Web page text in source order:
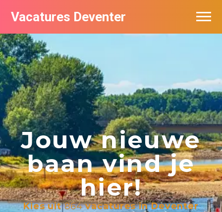
Vacatures Deventer
Jouw nieuwe
baan vind je
hier!
Kies uit864vacatures in Deventer
Vacatures per bedrijf in Deventer
De populairste vacatures in Deventer
Nieuwsbrief feed